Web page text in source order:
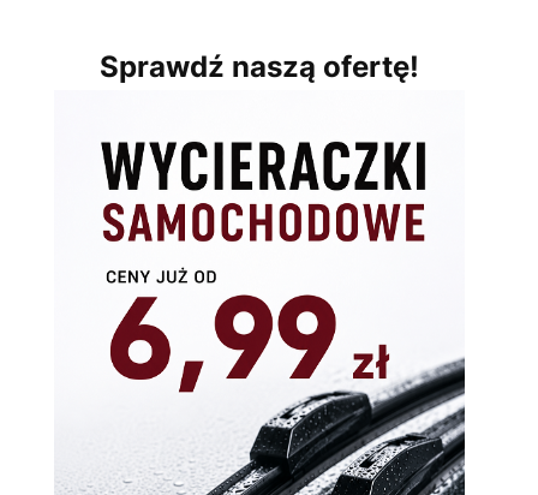
Sprawdź naszą ofertę!